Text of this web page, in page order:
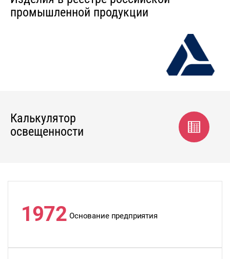
промышленной продукции
Калькулятор
освещенности
Основание предприятия
1972